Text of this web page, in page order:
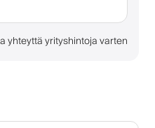
yhteyttä yrityshintoja varten